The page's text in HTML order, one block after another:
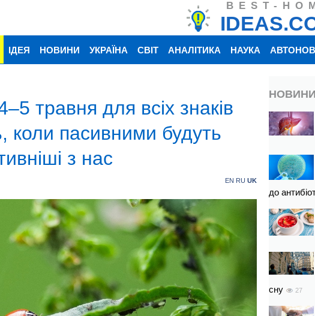
BEST-
ІДЕЯ НОВИНИ УКРАЇНА СВІТ АНАЛІТИКА НАУКА
травня для всіх знаків
коли пасивними будуть
з нас
EN RU UK
НОВИНИ
до
сну
27